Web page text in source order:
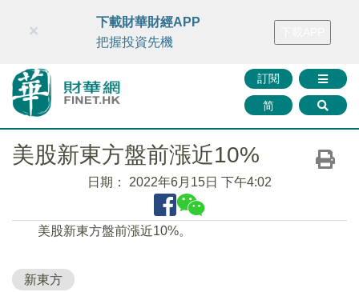
財華智庫網 FINTV FINMETA 財華證券 媒體矩陣
訂閱
简
×
下載財華財經APP
把握投資先機
美股新東方盤前漲近10%
日期： 2022年6月15日 下午4:02
美股新東方盤前漲近10%。
新東方